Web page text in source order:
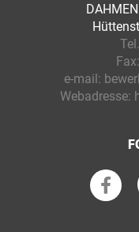
Fax:
e-mail:
Webadresse: